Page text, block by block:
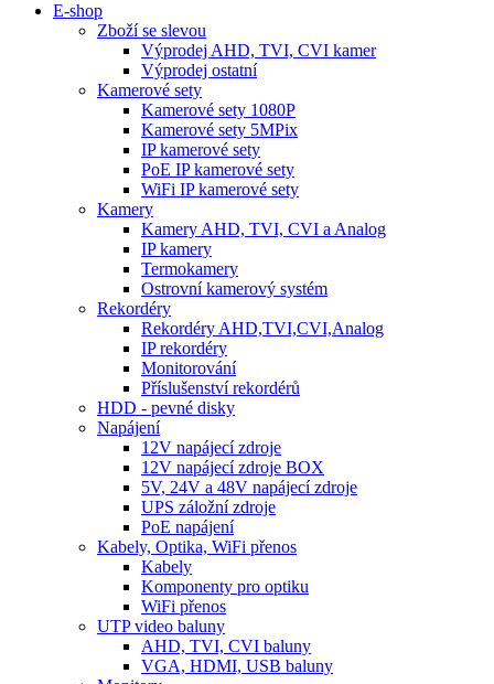
E-shop
Zboží se slevou
Výprodej AHD, TVI, CVI kamer
Výprodej ostatní
Kamerové sety
Kamerové sety 1080P
Kamerové sety 5MPix
IP kamerové sety
PoE IP kamerové sety
WiFi IP kamerové sety
Kamery
Kamery AHD, TVI, CVI a Analog
IP kamery
Termokamery
Ostrovní kamerový systém
Rekordéry
Rekordéry AHD,TVI,CVI,Analog
IP rekordéry
Monitorování
Příslušenství rekordérů
HDD - pevné disky
Napájení
12V napájecí zdroje
12V napájecí zdroje BOX
5V, 24V a 48V napájecí zdroje
UPS záložní zdroje
PoE napájení
Kabely, Optika, WiFi přenos
Kabely
Komponenty pro optiku
WiFi přenos
UTP video baluny
AHD, TVI, CVI baluny
VGA, HDMI, USB baluny